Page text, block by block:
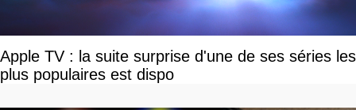
Apple TV : la suite surprise d'une de ses séries les
plus populaires est dispo